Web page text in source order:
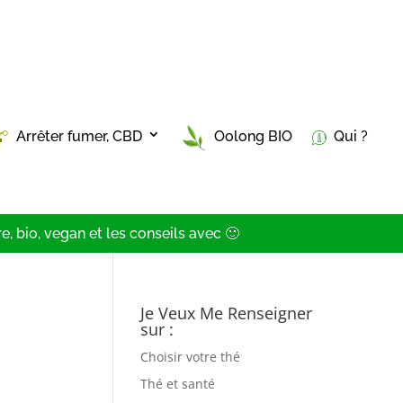
Arrêter fumer, CBD Oolong BIO Qui ?
bio, vegan et les conseils avec 🙂
Je Veux Me Renseigner
sur :
Choisir votre thé
Thé et santé